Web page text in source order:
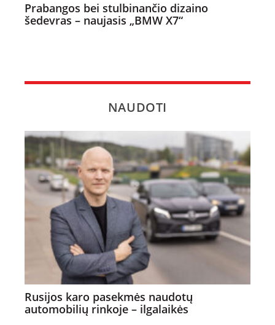
Prabangos bei stulbinančio dizaino
šedevras – naujasis „BMW X7“
NAUDOTI
Rusijos karo pasekmės naudotų
automobilių rinkoje – ilgalaikės